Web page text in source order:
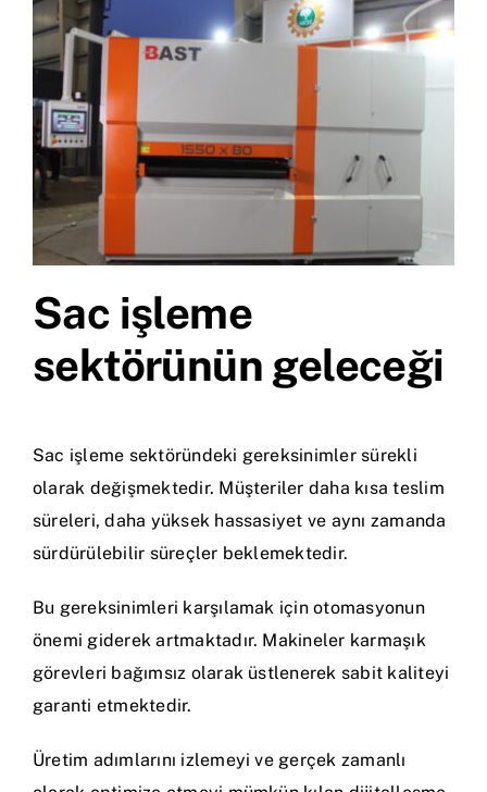
Sac işleme
sektörünün geleceği
Sac işleme sektöründeki gereksinimler sürekli
olarak değişmektedir. Müşteriler daha kısa teslim
süreleri, daha yüksek hassasiyet ve aynı zamanda
sürdürülebilir süreçler beklemektedir.
Bu gereksinimleri karşılamak için otomasyonun
önemi giderek artmaktadır. Makineler karmaşık
görevleri bağımsız olarak üstlenerek sabit kaliteyi
garanti etmektedir.
Üretim adımlarını izlemeyi ve gerçek zamanlı